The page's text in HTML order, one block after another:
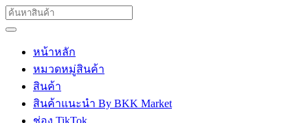
หน้าหลัก
หมวดหมู่สินค้า
สินค้า
สินค้าแนะนำ By BKK Market
ช่อง TikTok